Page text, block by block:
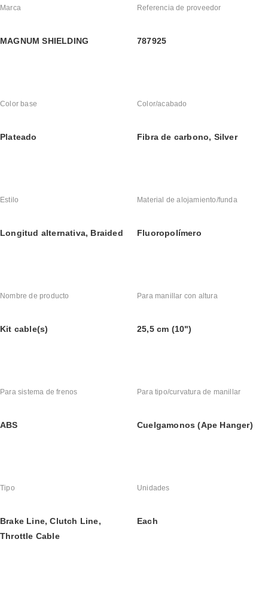
Marca
MAGNUM SHIELDING
Referencia de proveedor
787925
Color base
Plateado
Color/acabado
Fibra de carbono, Silver
Estilo
Longitud alternativa, Braided
Material de alojamiento/funda
Fluoropolímero
Nombre de producto
Kit cable(s)
Para manillar con altura
25,5 cm (10")
Para sistema de frenos
ABS
Para tipo/curvatura de manillar
Cuelgamonos (Ape Hanger)
Tipo
Brake Line, Clutch Line,
Throttle Cable
Unidades
Each